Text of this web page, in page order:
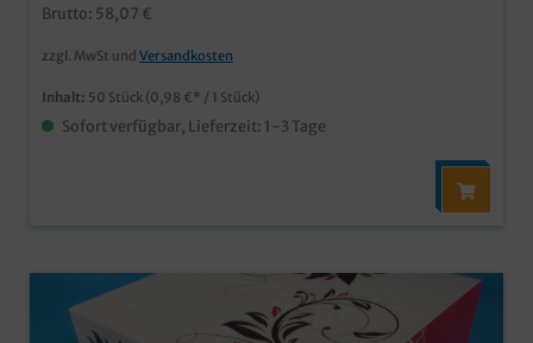
Brutto: 58,07 €
zzgl. MwSt und Versandkosten
Inhalt: 50 Stück (0,98 €* / 1 Stück)
Sofort verfügbar, Lieferzeit: 1-3 Tage